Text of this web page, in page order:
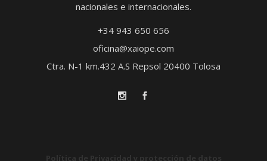
nacionales e internacionales.
+34 943 650 656
oficina@xaiope.com
Ctra. N-1 km.432 A.S Repsol 20400 Tolosa
Política de Privacidad y protección de datos